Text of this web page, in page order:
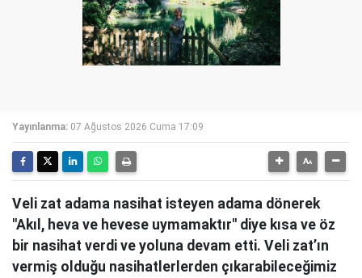
Yayınlanma: 07 Ağustos 2026 Cuma 17:09
Veli zat adama nasihat isteyen adama dönerek
"Akıl, heva ve hevese uymamaktır" diye kısa ve öz
bir nasihat verdi ve yoluna devam etti. Veli zat’ın
vermiş olduğu nasihatlerlerden çıkarabileceğimiz